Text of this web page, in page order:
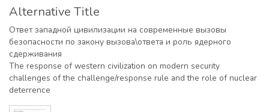
Alternative Title
Ответ западной цивилизации на современные вызовы
безопасности по закону вызова\ответа и роль ядерного
сдерживания
The response of western civilization on modern security
challenges of the challenge/response rule and the role of nuclear
deterrence